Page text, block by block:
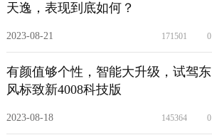
天逸，表现到底如何？
2023-08-21 171501 0
有颜值够个性，智能大升级，试驾东
风标致新4008科技版
2023-08-18 145364 0